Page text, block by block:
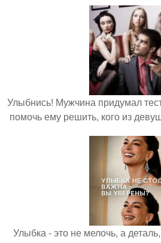
Улыбнись! Мужчина придумал
помочь ему решить, кого из
Улыбка - это не мелочь, а